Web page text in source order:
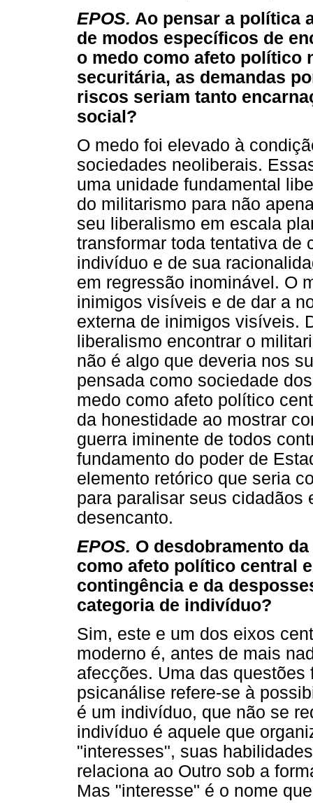
EPOS. Ao pensar a política
de modos específicos de
o medo como afeto político
securitária, as demandas
riscos seriam tanto
social?
O medo foi elevado à
sociedades neoliberais.
uma unidade fundamental
do militarismo para não
seu liberalismo em escala
transformar toda tentativa de
indivíduo e de sua
em regressão inominável. O
inimigos visíveis e de dar a
externa de inimigos visíveis.
liberalismo encontrar o
não é algo que deveria nos
pensada como sociedade
medo como afeto político
da honestidade ao mostrar
guerra iminente de todos
fundamento do poder de
elemento retórico que seria
para paralisar seus cidadãos
desencanto.
EPOS. O desdobramento
como afeto político central
contingência e da
categoria de indivíduo?
Sim, este e um dos eixos
moderno é, antes de mais
afecções. Uma das
psicanálise refere-se à
é um indivíduo, que não se
indivíduo é aquele que
"interesses", suas
relaciona ao Outro sob a
Mas "interesse" é o nome